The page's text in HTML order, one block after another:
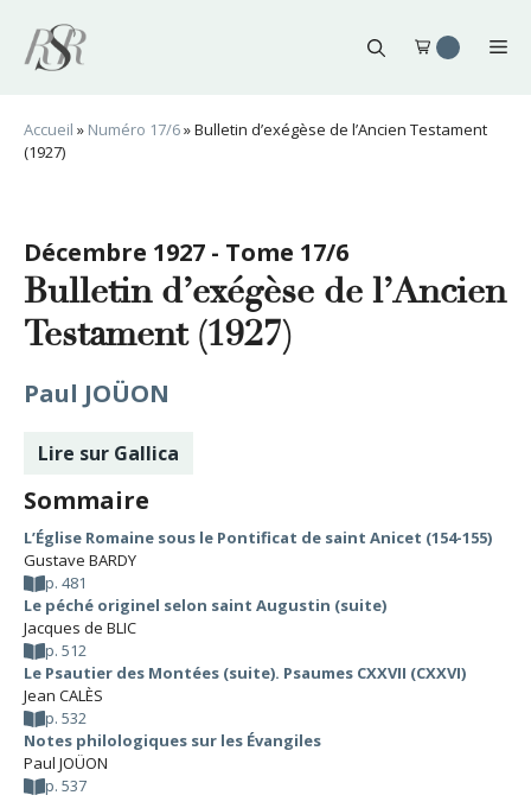
contenu
Accueil » Numéro 17/6»Bulletin d’exégèse de l’Ancien Testament
(1927)
Décembre 1927 - Tome 17/6
Bulletin d’exégèse de l’Ancien
Testament (1927)
Paul JOÜON
Lire sur Gallica
Sommaire
L’Église Romaine sous le Pontificat de saint Anicet (154-155)
Gustave BARDY
p. 481
Le péché originel selon saint Augustin (suite)
Jacques de BLIC
p. 512
Le Psautier des Montées (suite). Psaumes CXXVII (CXXVI)
Jean CALÈS
p. 532
Notes philologiques sur les Évangiles
Paul JOÜON
p. 537